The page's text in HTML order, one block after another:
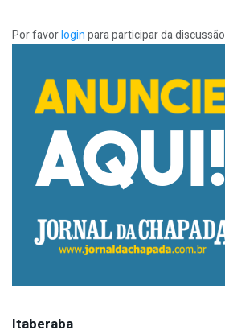
Por favorloginpara participar da discussão
Itaberaba